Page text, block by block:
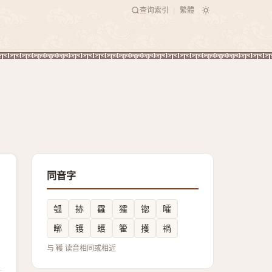
查询索引 繁體
同音字
瓠 捇 靃 㺢 锪
曤
㬑
镬 蠖 篧 擭 禍
与 韄 读音相同或相近